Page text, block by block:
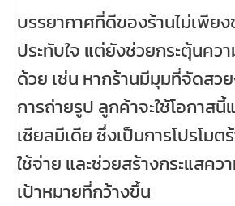
บรรยากาศที่ดีของร้านไม่เพีย
ประทับใจ แต่ยังช่วยกระตุ้นคว
ด้วย เช่น หากร้านมีมุมที่จัดสวย
การถ่ายรูป ลูกค้าจะใช้โอกาส
เชียลมีเดีย ซึ่งเป็นการโปรโมต
ใช้จ่าย และช่วยสร้างกระแสคว
เป้าหมายที่กว้างขึ้น